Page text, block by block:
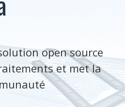
open source
et met la